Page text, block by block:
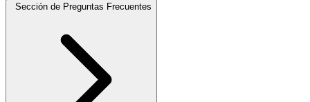
Sección de Preguntas Frecuentes